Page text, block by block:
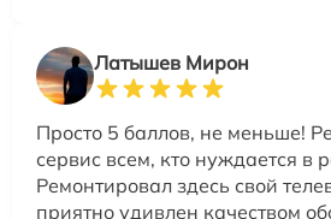
Латышев Мирон
Просто 5 баллов, не меньше!
сервис всем, кто нуждается в
Ремонтировал здесь свой
приятно удивлен качеством